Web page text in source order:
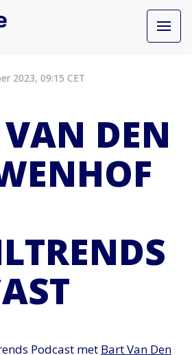
2023, 09:15 CET
DEN
Podcast met Bart Van Den